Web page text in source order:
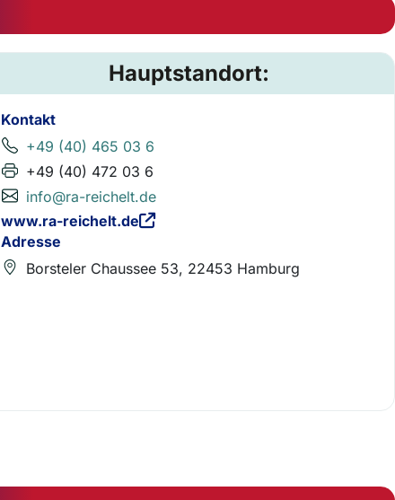
Hauptstandort:
Kontakt
+49 (40) 465 03 6
+49 (40) 472 03 6
info@ra-reichelt.de
www.ra-reichelt.de
Adresse
Borsteler Chaussee 53, 22453 Hamburg